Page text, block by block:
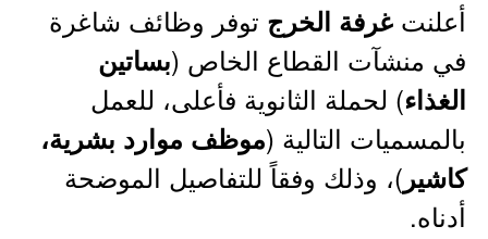
أعلنت غرفة الخرج توفر وظائف شاغرة
في منشآت القطاع الخاص (بساتين
الغذاء) لحملة الثانوية فأعلى، للعمل
بالمسميات التالية (موظف موارد بشرية،
كاشير )، وذلك وفقاً للتفاصيل الموضحة
أدناه.